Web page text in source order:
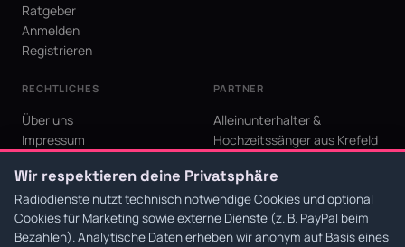
Ratgeber
Anmelden
Registrieren
RECHTLICHES
Über uns
Impressum
AGB
Cookie-Einstellungen
PARTNER
Alleinunterhalter &
Hochzeitssänger aus Krefeld
Krefeld für den Niederrhein
Wir respektieren deine Privatsphäre
Radiodienste nutzt technisch notwendige Cookies und optional
Cookies für Marketing sowie externe Dienste (z. B. PayPal beim
Bezahlen). Analytische Daten erheben wir anonym auf Basis eines